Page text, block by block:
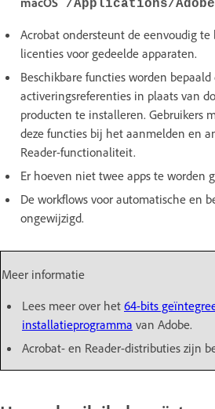
/Applications/
Acrobat ondersteunt de eenvoudig
licenties voor gedeelde apparaten.
Beschikbare functies worden
activeringsreferenties in plaats van
producten te installeren. Gebruikers
deze functies bij het aanmelden en
Reader-functionaliteit.
Er hoeven niet twee apps te worden
De workflows voor automatische en
ongewijzigd.
Meer informatie
Lees meer over het 64-bits
installatieprogramma van Adobe.
Acrobat- en Reader-distributies zijn